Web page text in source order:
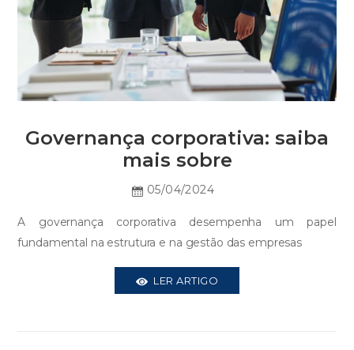
Governança corporativa: saiba
mais sobre
05/04/2024
A governança corporativa desempenha um papel
fundamental na estrutura e na gestão das empresas
LER ARTIGO